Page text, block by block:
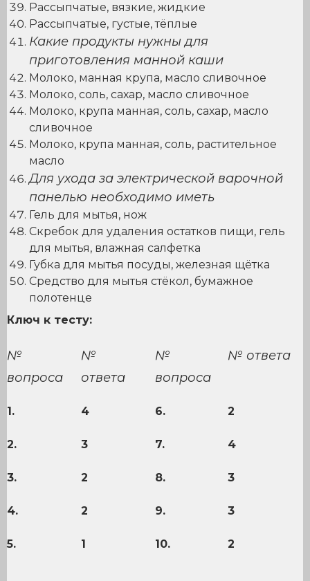
Рассыпчатые, вязкие, жидкие
Рассыпчатые, густые, тёплые
Какие продукты нужны для
приготовления манной каши
Молоко, манная крупа, масло сливочное
Молоко, соль, сахар, масло сливочное
Молоко, крупа манная, соль, сахар, масло
сливочное
Молоко, крупа манная, соль, растительное
масло
Для ухода за электрической варочной
панелью необходимо иметь
Гель для мытья, нож
Скребок для удаления остатков пищи, гель
для мытья, влажная салфетка
Губка для мытья посуды, железная щётка
Средство для мытья стёкол, бумажное
полотенце
Ключ к тесту:
№
вопроса
№
ответа
№
вопроса
№ ответа
1. 4 6. 2
2. 3 7. 4
3. 2 8. 3
4. 2 9. 3
5. 1 10. 2